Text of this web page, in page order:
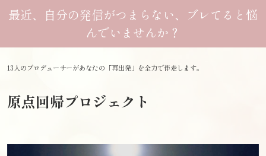
最近、自分の発信がつまらない、ブレてると悩
んでいませんか？
13人のプロデューサーがあなたの「再出発」を全力で伴走します。
原点回帰プロジェクト